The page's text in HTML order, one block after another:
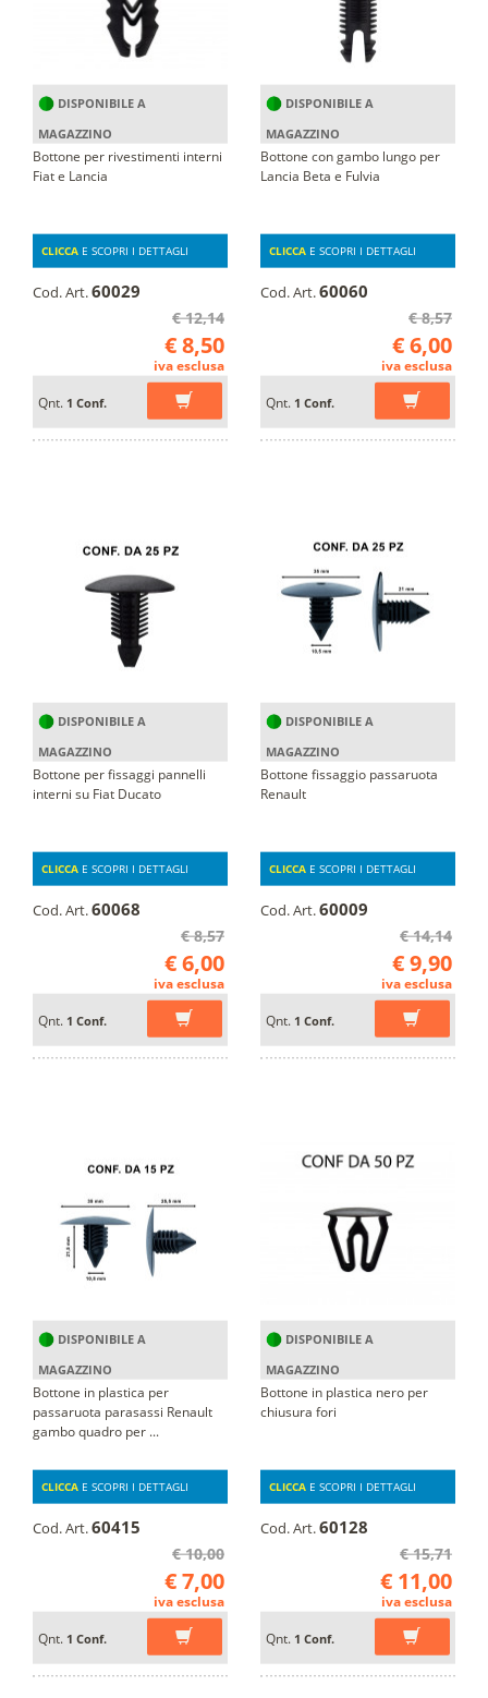
DISPONIBILE A
MAGAZZINO
Bottone per rivestimenti interni
Fiat e Lancia
CLICCA E SCOPRI I DETTAGLI
Cod. Art.60029
€ 12,14
€ 8,50
iva esclusa
Qnt. 1 Conf.
DISPONIBILE A
MAGAZZINO
Bottone con gambo lungo per
Lancia Beta e Fulvia
CLICCA E SCOPRI I DETTAGLI
Cod. Art.60060
€ 8,57
€ 6,00
iva esclusa
Qnt. 1 Conf.
DISPONIBILE A
MAGAZZINO
Bottone per fissaggi pannelli
interni su Fiat Ducato
CLICCA E SCOPRI I DETTAGLI
Cod. Art.60068
€ 8,57
€ 6,00
iva esclusa
Qnt. 1 Conf.
DISPONIBILE A
MAGAZZINO
Bottone fissaggio passaruota
Renault
CLICCA E SCOPRI I DETTAGLI
Cod. Art.60009
€ 14,14
€ 9,90
iva esclusa
Qnt. 1 Conf.
DISPONIBILE A
MAGAZZINO
Bottone in plastica per
passaruota parasassi Renault
gambo quadro per ...
CLICCA E SCOPRI I DETTAGLI
Cod. Art.60415
€ 10,00
€ 7,00
iva esclusa
Qnt. 1 Conf.
DISPONIBILE A
MAGAZZINO
Bottone in plastica nero per
chiusura fori
CLICCA E SCOPRI I DETTAGLI
Cod. Art.60128
€ 15,71
€ 11,00
iva esclusa
Qnt. 1 Conf.